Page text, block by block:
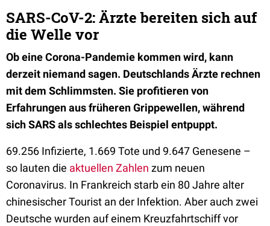
SARS-CoV-2: Ärzte bereiten sich auf
die Welle vor
Ob eine Corona-Pandemie kommen wird, kann
derzeit niemand sagen. Deutschlands Ärzte rechnen
mit dem Schlimmsten. Sie profitieren von
Erfahrungen aus früheren Grippewellen, während
sich SARS als schlechtes Beispiel entpuppt.
69.256 Infizierte, 1.669 Tote und 9.647 Genesene –
so lauten die aktuellen Zahlen zum neuen
Coronavirus. In Frankreich starb ein 80 Jahre alter
chinesischer Tourist an der Infektion. Aber auch zwei
Deutsche wurden auf einem Kreuzfahrtschiff vor